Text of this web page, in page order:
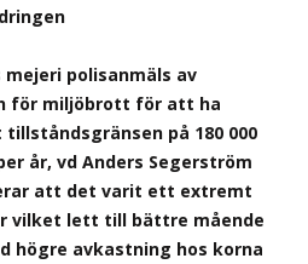
mejeri polisanmäls av
för miljöbrott för att ha
på 180 000
år, vd Anders Segerström
att det varit ett extremt
vilket lett till bättre mående
högre avkastning hos korna